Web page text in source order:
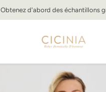
Obtenez d'abord des échantillons
Cicinia.fr